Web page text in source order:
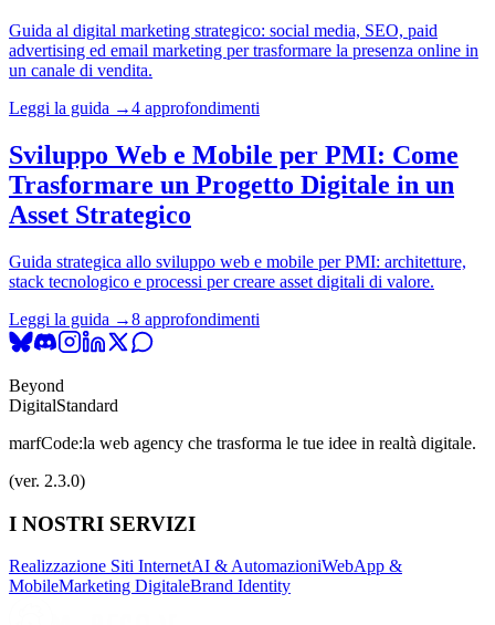
Guida al digital marketing strategico: social media, SEO, paid
advertising ed email marketing per trasformare la presenza online in
un canale di vendita.
Leggi la guida →4 approfondimenti
Sviluppo Web e Mobile per PMI: Come
Trasformare un Progetto Digitale in un
Asset Strategico
Guida strategica allo sviluppo web e mobile per PMI: architetture,
stack tecnologico e processi per creare asset digitali di valore.
Leggi la guida →8 approfondimenti
Beyond
DigitalStandard
marfCode:la web agency che trasforma le tue idee in realtà digitale.
(ver. 2.3.0)
I NOSTRI SERVIZI
Realizzazione Siti InternetAI & AutomazioniWebApp &
MobileMarketing DigitaleBrand Identity